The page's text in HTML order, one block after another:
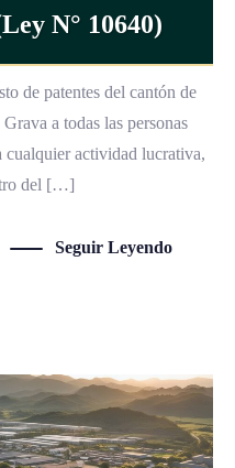
N° 10640)
de patentes del cantón de
a todas las personas
cualquier actividad lucrativa,
del […]
Seguir Leyendo